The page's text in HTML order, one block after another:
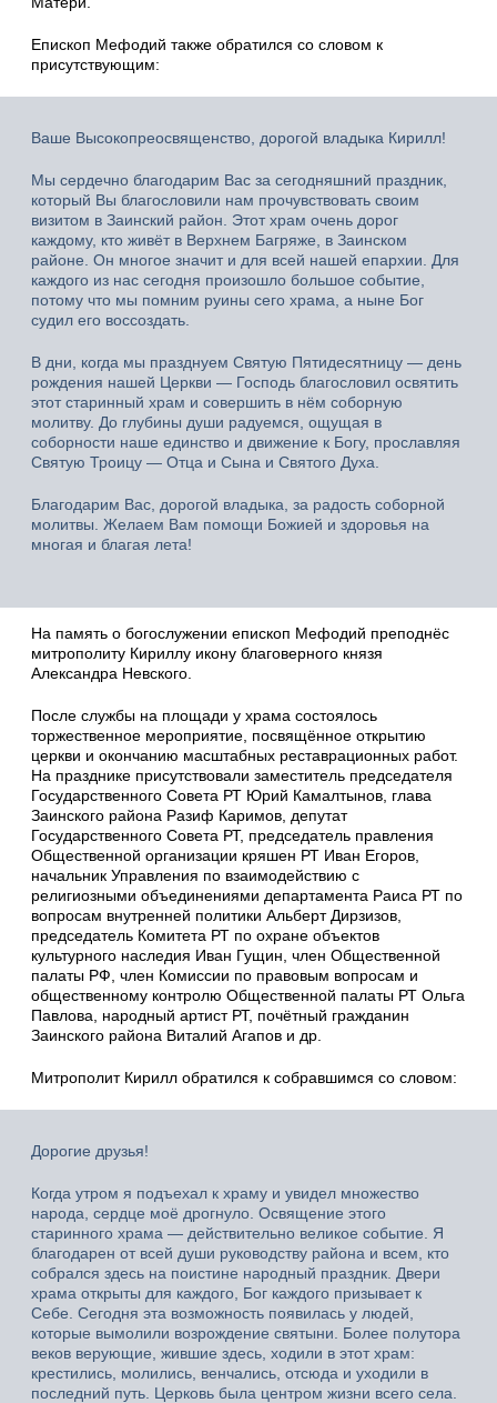
Епископ Мефодий также обратился со словом к
присутствующим:
Ваше Высокопреосвященство, дорогой владыка Кирилл!
Мы сердечно благодарим Вас за сегодняшний праздник,
который Вы благословили нам прочувствовать своим
визитом в Заинский район. Этот храм очень дорог
каждому, кто живёт в Верхнем Багряже, в Заинском
районе. Он многое значит и для всей нашей епархии. Для
каждого из нас сегодня произошло большое событие,
потому что мы помним руины сего храма, а ныне Бог
судил его воссоздать.
В дни, когда мы празднуем Святую Пятидесятницу — день
рождения нашей Церкви — Господь благословил освятить
этот старинный храм и совершить в нём соборную
молитву. До глубины души радуемся, ощущая в
соборности наше единство и движение к Богу, прославляя
Святую Троицу — Отца и Сына и Святого Духа.
Благодарим Вас, дорогой владыка, за радость соборной
молитвы. Желаем Вам помощи Божией и здоровья на
многая и благая лета!
На память о богослужении епископ Мефодий преподнёс
митрополиту Кириллу икону благоверного князя
Александра Невского.
После службы на площади у храма состоялось
торжественное мероприятие, посвящённое открытию
церкви и окончанию масштабных реставрационных работ.
На празднике присутствовали заместитель председателя
Государственного Совета РТ Юрий Камалтынов, глава
Заинского района Разиф Каримов, депутат
Государственного Совета РТ, председатель правления
Общественной организации кряшен РТ Иван Егоров,
начальник Управления по взаимодействию с
религиозными объединениями департамента Раиса РТ по
вопросам внутренней политики Альберт Дирзизов,
председатель Комитета РТ по охране объектов
культурного наследия Иван Гущин, член Общественной
палаты РФ, член Комиссии по правовым вопросам и
общественному контролю Общественной палаты РТ Ольга
Павлова, народный артист РТ, почётный гражданин
Заинского района Виталий Агапов и др.
Митрополит Кирилл обратился к собравшимся со словом:
Дорогие друзья!
Когда утром я подъехал к храму и увидел множество
народа, сердце моё дрогнуло. Освящение этого
старинного храма — действительно великое событие. Я
благодарен от всей души руководству района и всем, кто
собрался здесь на поистине народный праздник. Двери
храма открыты для каждого, Бог каждого призывает к
Себе. Сегодня эта возможность появилась у людей,
которые вымолили возрождение святыни. Более полутора
веков верующие, жившие здесь, ходили в этот храм:
крестились, молились, венчались, отсюда и уходили в
последний путь. Церковь была центром жизни всего села.